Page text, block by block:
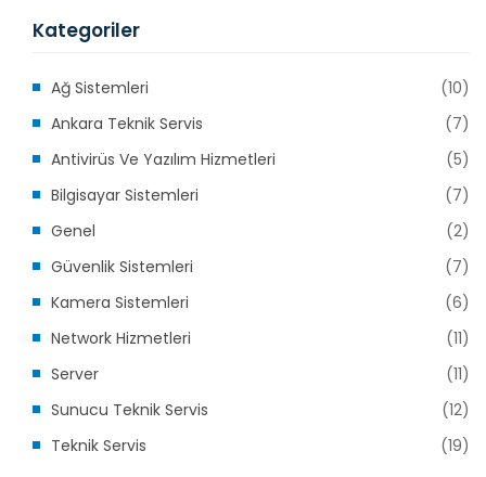
Kategoriler
Ağ Sistemleri
(10)
Ankara Teknik Servis
(7)
Antivirüs Ve Yazılım Hizmetleri
(5)
Bilgisayar Sistemleri
(7)
Genel
(2)
Güvenlik Sistemleri
(7)
Kamera Sistemleri
(6)
Network Hizmetleri
(11)
Server
(11)
Sunucu Teknik Servis
(12)
Teknik Servis
(19)